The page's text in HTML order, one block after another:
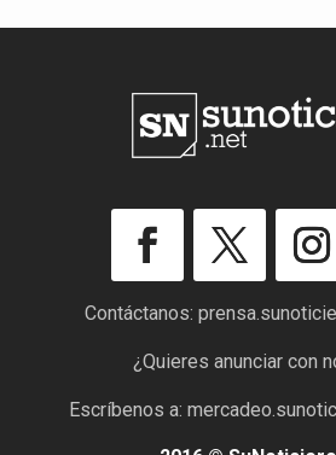
Contáctanos:
¿Quieres anunciar con
Escríbenos a: